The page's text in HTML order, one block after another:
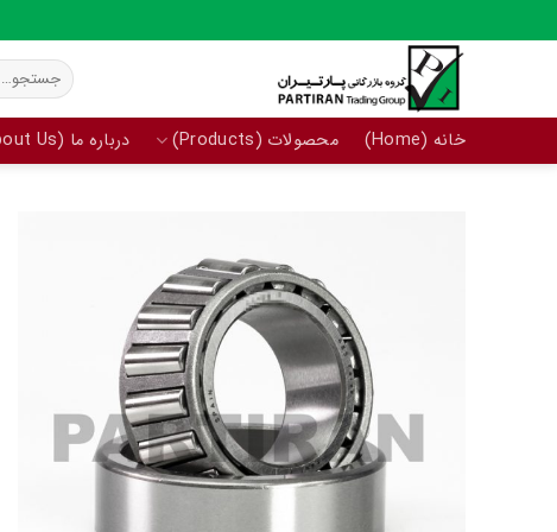
to
جستجو
برای:
خانه (Home) محصولات (Products) درباره ما (About Us)